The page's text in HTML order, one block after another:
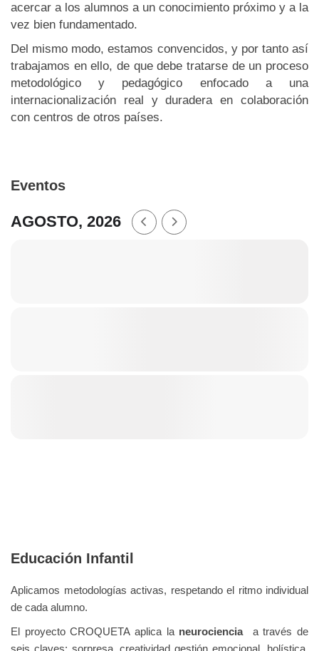
acercar a los alumnos a un conocimiento próximo y a la
vez bien fundamentado.
Del mismo modo, estamos convencidos, y por tanto así
trabajamos en ello, de que debe tratarse de un proceso
metodológico y pedagógico enfocado a una
internacionalización real y duradera en colaboración
con centros de otros países.
Eventos
AGOSTO, 2026
Educación Infantil
Aplicamos metodologías activas, respetando el ritmo individual
de cada alumno.
El proyecto CROQUETA aplica la neurocienciaa través de
seis claves: sorpresa, creatividad gestión emocional, holística,